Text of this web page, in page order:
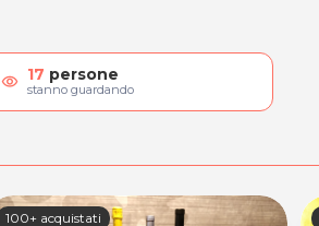
visibility 17 persone
stanno guardando
100+ acquistati